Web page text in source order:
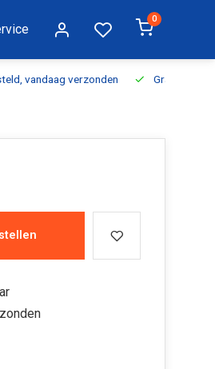
0
vandaag verzonden Gratis